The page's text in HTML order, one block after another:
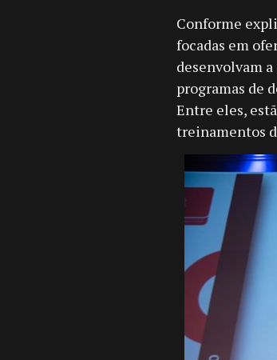
Conforme
focadas em
desenvolvam
programas de
Entre eles,
treinamentos